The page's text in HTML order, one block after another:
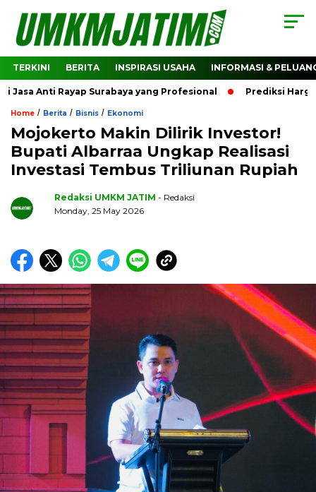
TERKINI BERITA INSPIRASI USAHA INFORMASI &
Anti Rayap Surabaya yang Profesional Prediksi Harga
Home / Berita / Bisnis / Ekonomi
Mojokerto Makin Dilirik Investor!
Bupati Albarraa Ungkap Realisasi
Investasi Tembus Triliunan Rupiah
Redaksi UMKM JATIM - Redaksi
Monday, 25 May 2026